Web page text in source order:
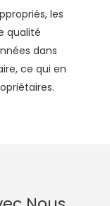
les
qualité
dans
ce qui en